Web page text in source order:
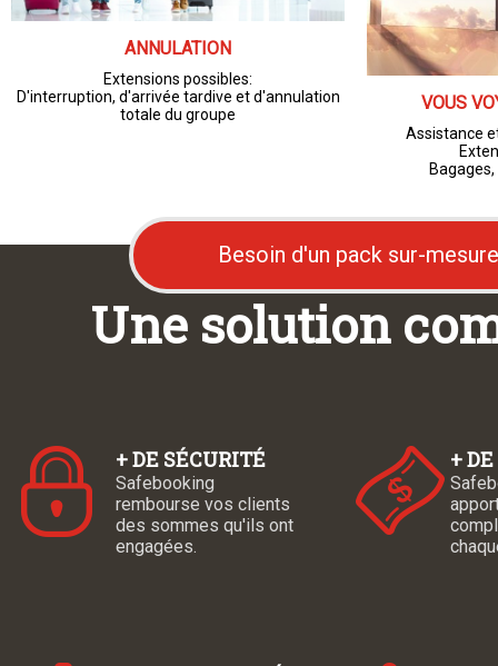
ANNULATION
Extensions possibles:
D'interruption, d'arrivée tardive et d'annulation
totale du groupe
VOUS
Assistance
Besoin d'un pack sur-
Une solution
+ DE SÉCURITÉ
Safebooking
rembourse vos clients
des sommes qu'ils ont
engagées.
+